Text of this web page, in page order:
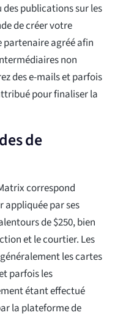
publications sur les
de créer votre
agréé afin
non
des e-mails et parfois
pour finaliser la
de
correspond
appliquée par ses
de $250, bien
et le courtier. Les
les cartes
parfois les
étant effectué
la plateforme de